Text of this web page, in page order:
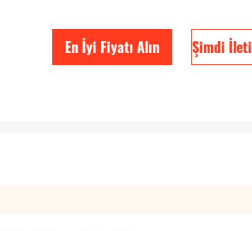
En İyi Fiyatı Alın Şimdi